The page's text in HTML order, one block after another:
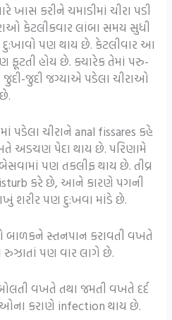
ખાસ કરીને ચમાડીમાં ચીરા પડી
કેટલીકવાર લાંબા સમય સુધી
પણ થાય છે. કેટલીવાર આ
ફૂટતી હોય છે. ક્યારેક તેમાં પરુ-
જુદી જગ્યાએ પડેલા ચીરાઓ
પડેલા ચીરાને anal fissares કહે
અડચણ પેદા થાય છે. પરિણામે
પણ તકલીફ થાય છે. તીવ્ર
કરે છે, આને કારણે પગની
શરીર પણ દુ:ખવા માંડે છે.
બાળકને સ્તનપાન કરાવતી વખતે
પણ વાર લાગે છે.
વખતે તથા જમતી વખતે દર્દ
કરાણે infection થાય છે.